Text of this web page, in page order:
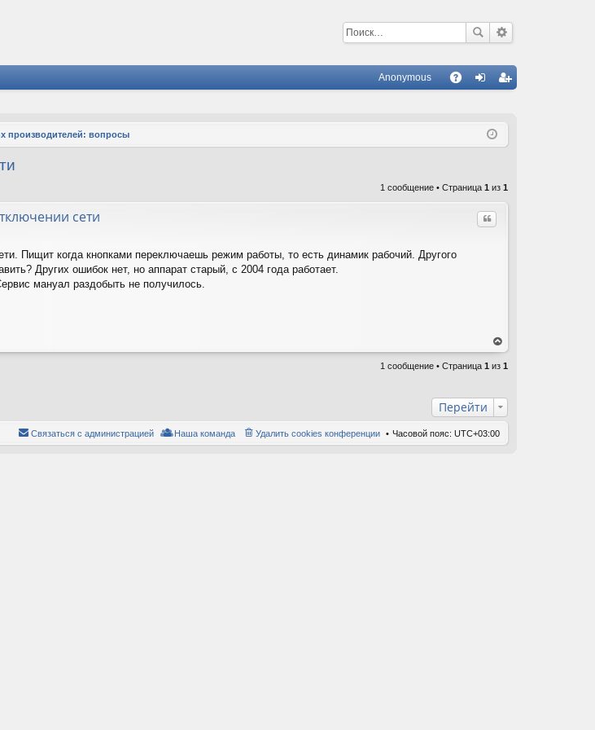
С
Anonymous
ис
ия
производителей: вопросы
1 сообщение • Страница 1 из 1
сети Цитата
Пищит когда кнопками переключаешь режим работы, то есть динамик рабочий. Другого
Других ошибок нет, но аппарат старый, с 2004 года работает.
мануал раздобыть не получилось.
ер
ну
на
лу
1 сообщение • Страница 1 из 1
Перейти
Часовой пояс: UTC+03:00
Удалить cookies конференции
Наша команда
Связаться с администрацией